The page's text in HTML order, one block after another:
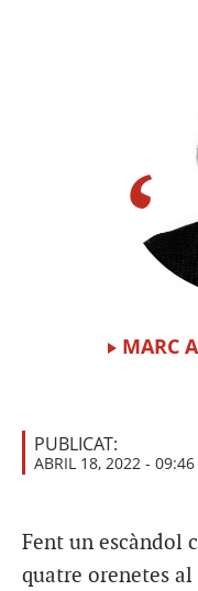
MARC
PUBLICAT:
ABRIL 18, 2022 - 09:46
Fent un escàndol
quatre orenetes